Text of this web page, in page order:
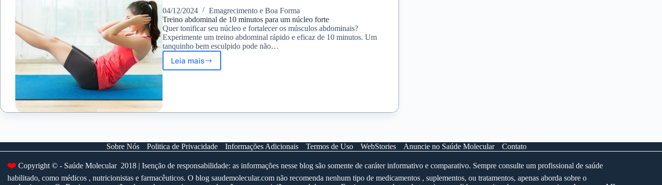
04/12/2024
Emagrecimento e Boa Forma
Treino abdominal de 10 minutos para um núcleo forte
Quer tonificar seu núcleo e fortalecer os músculos abdominais?
Experimente um treino abdominal rápido e eficaz de 10 minutos. Um
tanquinho bem esculpido pode não…
Leia mais
Treino
para
Sobre Nós Politica de Privacidade Informações Adicionais Termos de Uso WebStories Anuncie no Saúde Molecular Contato
❤️ Copyright © - Saúde Molecular 2018 | Isenção de responsabilidade: as informações nesse blog são somente de caráter informativo e comparativo. Sempre consulte um profissional de saúde
habilitado, como médicos , nutricionistas e farmacêuticos. O blog saudemolecular.com não recomenda nenhum tipo de medicamentos , suplementos, ou tratamentos, apenas aborda sobre o